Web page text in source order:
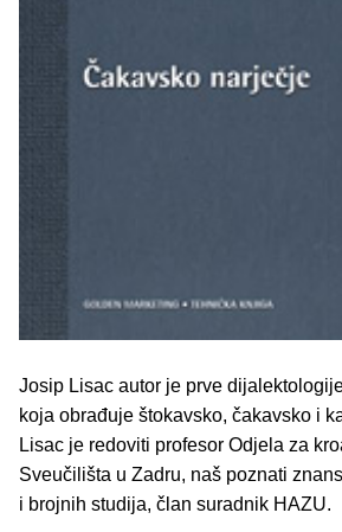
Josip Lisac autor je prve
koja obrađuje štokavsko, čakavsko i
Lisac je redoviti profesor Odjela za
Sveučilišta u Zadru, naš poznati
i brojnih studija, član suradnik HAZU.